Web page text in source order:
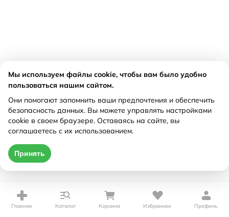
Главная Каталог Корзина Избранное Профиль
Мы используем файлы cookie, чтобы вам было удобно
пользоваться нашим сайтом.
Они помогают запомнить ваши предпочтения и обеспечить
безопасность данных. Вы можете управлять настройками
cookie в своем браузере. Оставаясь на сайте, вы
соглашаетесь с их использованием.
Принять